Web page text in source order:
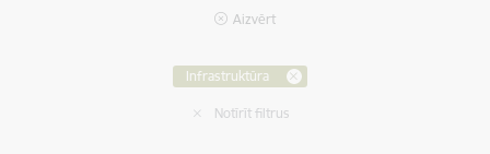
Aizvērt
Infrastruktūra
Notīrīt filtrus